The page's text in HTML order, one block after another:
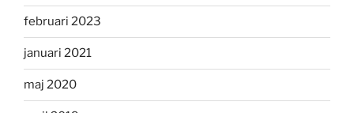
februari 2023
januari 2021
maj 2020